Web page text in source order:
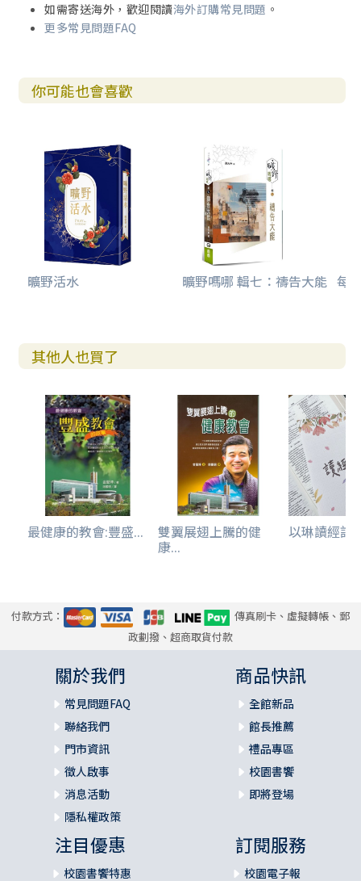
如需寄送海外，歡迎閱讀海外訂購常見問題 。
更多常見問題FAQ
你可能也會喜歡
曠野活水 曠野嗎哪 輯七：禱告大能 每
其他人也買了
最健康的教會:豐盛... 雙翼展翅上騰的健
康...
以琳讀經記
付款方式：
傳真刷卡、虛擬轉帳、郵
政劃撥、超商取貨付款
關於我們
常見問題FAQ
聯絡我們
門市資訊
徵人啟事
消息活動
隱私權政策
商品快訊
全館新品
館長推薦
禮品專區
校園書饗
即將登場
注目優惠
校園書饗特惠
訂閱服務
校園電子報